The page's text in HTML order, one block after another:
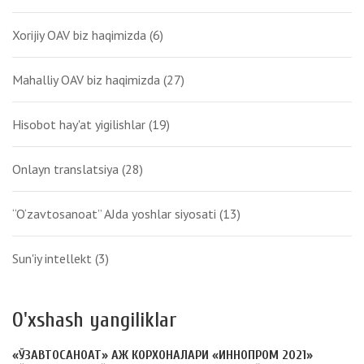
Xorijiy OAV biz haqimizda (6)
Mahalliy OAV biz haqimizda (27)
Hisobot hay'at yigilishlar (19)
Onlayn translatsiya (28)
“O‘zavtosanoat” AJda yoshlar siyosati (13)
Sun'iy intellekt (3)
O'xshash yangiliklar
«ЎЗАВТОСАНОАТ» АЖ КОРХОНАЛАРИ «ИННОПРОМ 2021»